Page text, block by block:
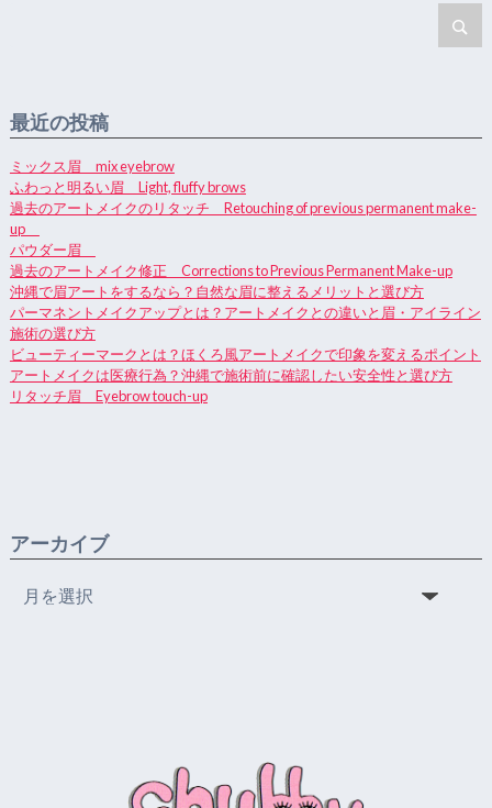
最近の投稿
ミックス眉 mix eyebrow
ふわっと明るい眉 Light, fluffy brows
過去のアートメイクのリタッチ Retouching of previous permanent make-
up
パウダー眉
過去のアートメイク修正 Corrections to Previous Permanent Make-up
沖縄で眉アートをするなら？自然な眉に整えるメリットと選び方
パーマネントメイクアップとは？アートメイクとの違いと眉・アイライン
施術の選び方
ビューティーマークとは？ほくろ風アートメイクで印象を変えるポイント
アートメイクは医療行為？沖縄で施術前に確認したい安全性と選び方
リタッチ眉 Eyebrow touch-up
アーカイブ
ー